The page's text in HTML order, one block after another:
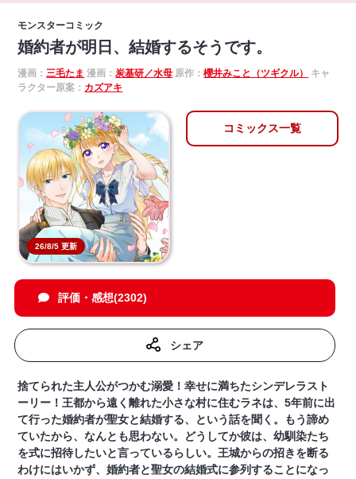
モンスターコミック
婚約者が明日、結婚するそうです。
漫画：三毛たま 漫画：炭基研／水母 原作：櫻井みこと（ツギクル）
キャ
ラクター原案： カズアキ
26/8/5 更新
コミックス一覧
評価・感想(2302)
シェア
捨てられた主人公がつかむ溺愛！幸せに満ちたシンデレラスト
ーリー！王都から遠く離れた小さな村に住むラネは、5年前に出
て行った婚約者が聖女と結婚する、という話を聞く。もう諦め
ていたから、なんとも思わない。どうしてか彼は、幼馴染たち
を式に招待したいと言っているらしい。王城からの招きを断る
わけにはいかず、婚約者と聖女の結婚式に参列することになっ